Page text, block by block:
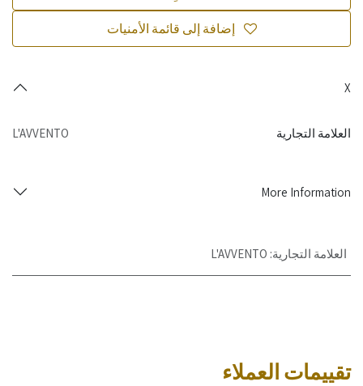
إضافة إلى قائمة الأمنيات
X
العلامة التجارية L'AVVENTO
More Information
العلامة التجارية:
L'AVVENTO
تقييمات العملاء